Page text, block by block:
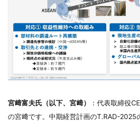
宮﨑富夫氏（以下、宮﨑）
：代表取締役
の宮﨑です。中期経営計画のT.RAD-2025